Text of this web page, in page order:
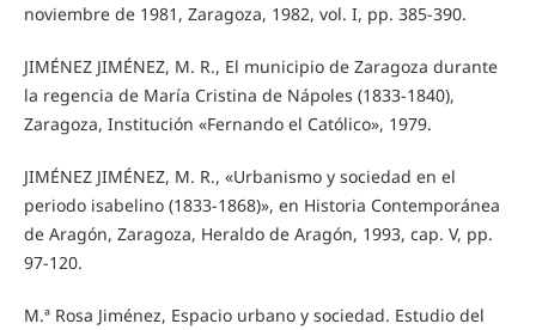
noviembre de 1981, Zaragoza, 1982, vol. I, pp. 385-390.
JIMÉNEZ JIMÉNEZ, M. R., El municipio de Zaragoza durante
la regencia de María Cristina de Nápoles (1833-1840),
Zaragoza, Institución «Fernando el Católico», 1979.
JIMÉNEZ JIMÉNEZ, M. R., «Urbanismo y sociedad en el
periodo isabelino (1833-1868)», en Historia Contemporánea
de Aragón, Zaragoza, Heraldo de Aragón, 1993, cap. V, pp.
97-120.
M.ª Rosa Jiménez, Espacio urbano y sociedad. Estudio del